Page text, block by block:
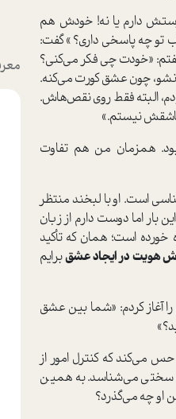
دارم یا نه! خودش هم
تو چه پاسخی داری؟» گفت:
«خودت چی فکر می‌کنی؟
نشو، چون عشق کورت می‌کنه.
البته فقط روی نقص‌هاش.
نیستم.»
همزمان من هم تفاوت
است. او با لبخند منتظر
اما دوست دارم از زبان
خورده است؛ همان که تأکید
هویت در ایجاد عشقبرایم
آغاز کردم: «شما بین عشق
می‌کند که کنترل امور از
سختی می‌شناسد. به همین
او چه می‌گذرد؟